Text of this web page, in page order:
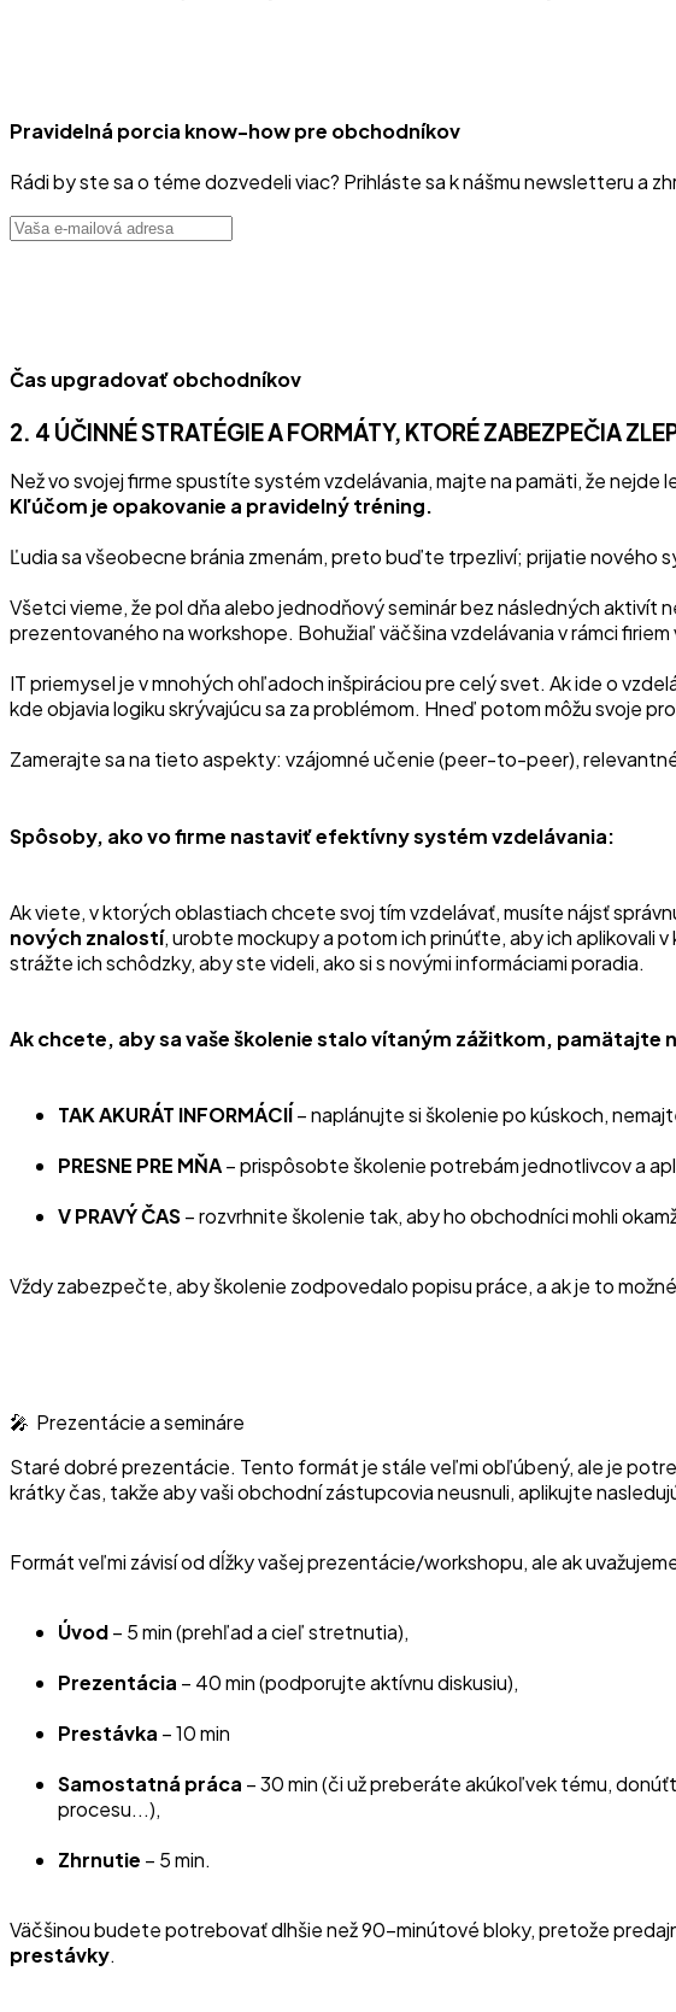
Pravidelná porcia know-how pre obchodníkov
Rádi by ste sa o téme dozvedeli viac? Prihláste sa k nášmu newsletteru a
Čas upgradovať obchodníkov
2. 4 ÚČINNÉ STRATÉGIE A FORMÁTY, KTORÉ ZABEZPEČIA
Než vo svojej firme spustíte systém vzdelávania, majte na pamäti, že
Kľúčom je opakovanie a pravidelný tréning.
Ľudia sa všeobecne bránia zmenám, preto buďte trpezliví; prijatie nového
Všetci vieme, že pol dňa alebo jednodňový seminár bez následných
prezentovaného na workshope. Bohužiaľ väčšina vzdelávania v rámci
IT priemysel je v mnohých ohľadoch inšpiráciou pre celý svet. Ak ide o
kde objavia logiku skrývajúcu sa za problémom. Hneď potom môžu svoje
Zamerajte sa na tieto aspekty: vzájomné učenie (peer-to-peer),
Spôsoby, ako vo firme nastaviť efektívny systém vzdelávania:
Ak viete, v ktorých oblastiach chcete svoj tím vzdelávať, musíte nájsť
nových znalostí, urobte mockupy a potom ich prinúťte, aby ich aplikovali
strážte ich schôdzky, aby ste videli, ako si s novými informáciami poradia.
Ak chcete, aby sa vaše školenie stalo vítaným zážitkom,
TAK AKURÁT INFORMÁCIÍ– naplánujte si školenie po kúskoch,
PRESNE PRE MŇA– prispôsobte školenie potrebám jednotlivcov a
V PRAVÝ ČAS– rozvrhnite školenie tak, aby ho obchodníci mohli
Vždy zabezpečte, aby školenie zodpovedalo popisu práce, a ak je to
🎤 Prezentácie a semináre
Staré dobré prezentácie. Tento formát je stále veľmi obľúbený, ale je
krátky čas, takže aby vaši obchodní zástupcovia neusnuli, aplikujte
Formát veľmi závisí od dĺžky vašej prezentácie/workshopu, ale ak
Úvod– 5 min (prehľad a cieľ stretnutia),
Prezentácia – 40 min (podporujte aktívnu diskusiu),
Prestávka – 10 min
Samostatná práca – 30 min (či už preberáte akúkoľvek tému,
procesu...),
Zhrnutie – 5 min.
Väčšinou budete potrebovať dlhšie než 90-minútové bloky, pretože
prestávky.